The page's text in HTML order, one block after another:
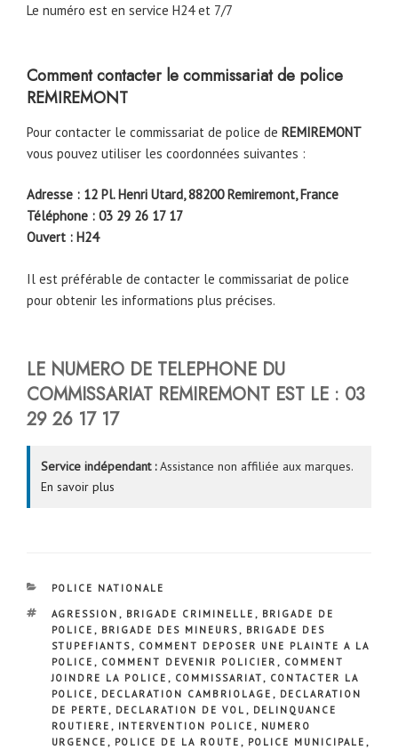
Le numéro est en service H24 et 7/7
Comment contacter le commissariat de police
REMIREMONT
Pour contacter le commissariat de police de REMIREMONT
vous pouvez utiliser les coordonnées suivantes :
Adresse : 12 Pl. Henri Utard, 88200 Remiremont, France
Téléphone : 03 29 26 17 17
Ouvert : H24
Il est préférable de contacter le commissariat de police
pour obtenir les informations plus précises.
LE NUMERO DE TELEPHONE DU
COMMISSARIAT REMIREMONT EST LE : 03
29 26 17 17
Service indépendant :Assistance non affiliée aux marques.
En savoir plus
CATÉGORIES
POLICE NATIONALE
ÉTIQUETTES
AGRESSION , BRIGADE CRIMINELLE , BRIGADE DE
POLICE , BRIGADE DES MINEURS, BRIGADE DES
STUPEFIANTS, COMMENT DEPOSER UNE PLAINTE A LA
POLICE , COMMENT DEVENIR POLICIER , COMMENT
JOINDRE LA POLICE , COMMISSARIAT, CONTACTER LA
POLICE , DECLARATION CAMBRIOLAGE , DECLARATION
DE PERTE , DECLARATION DE VOL , DELINQUANCE
ROUTIERE , INTERVENTION POLICE , NUMERO
URGENCE , POLICE DE LA ROUTE , POLICE MUNICIPALE ,